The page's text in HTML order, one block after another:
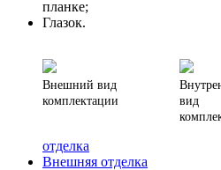
планке;
Глазок.
Внешний вид
комплектации
вид
отделка
Внешняя отделка